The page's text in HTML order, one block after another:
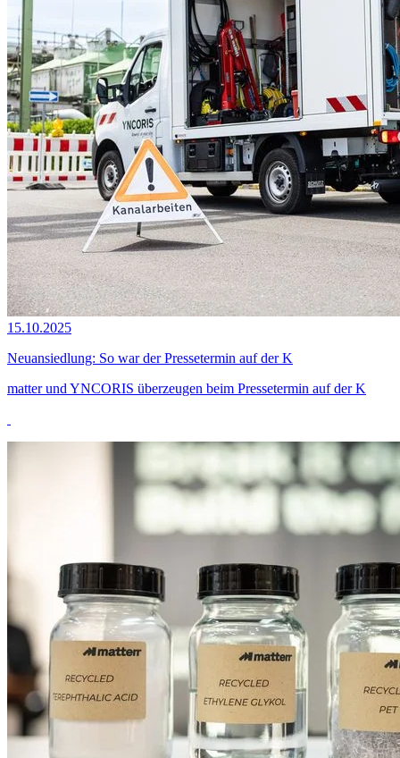
15.10.2025
Neuansiedlung: So war der Pressetermin auf der K
matter und YNCORIS überzeugen beim Pressetermin auf der K